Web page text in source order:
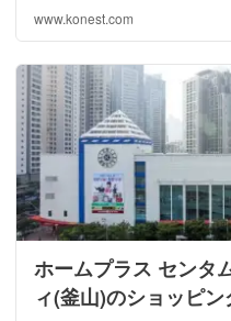
www.konest.com
ホームプラス センタ
ィ(釜山)のショッピン